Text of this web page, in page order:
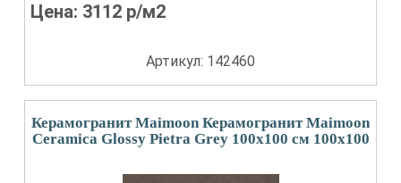
Цена: 3112 р/м2
Артикул: 142460
Керамогранит Maimoon Керамогранит Maimoon
Ceramica Glossy Pietra Grey 100х100 см 100x100